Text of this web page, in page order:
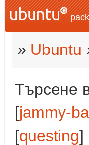
» Ubuntu
Търсене
[jammy-
[questing]